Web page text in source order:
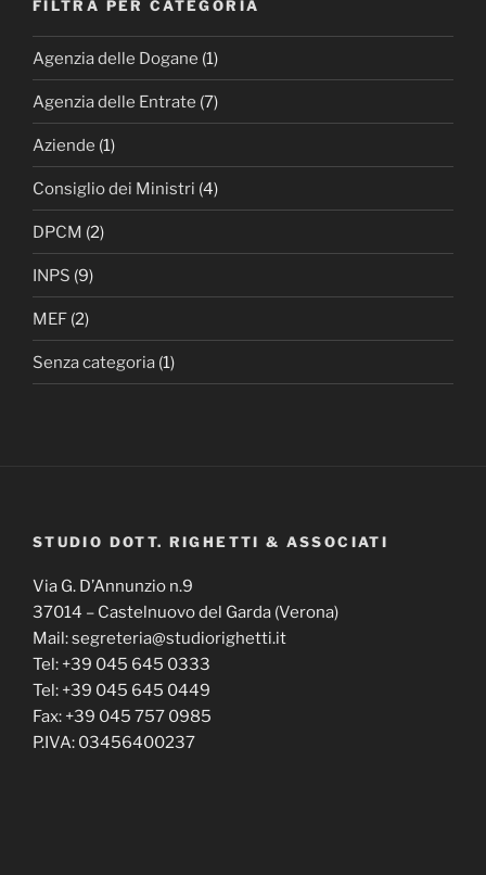
FILTRA PER CATEGORIA
Agenzia delle Dogane (1)
Agenzia delle Entrate (7)
Aziende (1)
Consiglio dei Ministri (4)
DPCM (2)
INPS (9)
MEF (2)
Senza categoria (1)
STUDIO DOTT. RIGHETTI & ASSOCIATI
Via G. D’Annunzio n.9
37014 – Castelnuovo del Garda (Verona)
Mail: segreteria@studiorighetti.it
Tel: +39 045 645 0333
Tel: +39 045 645 0449
Fax: +39 045 757 0985
P.IVA: 03456400237